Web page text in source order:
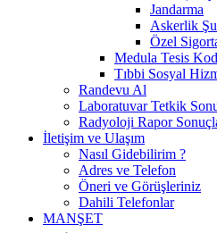
Jandarma
Askerlik
Özel
Medula Tesis
Tıbbi Sosyal
Randevu Al
Laboratuvar Tetkik
Radyoloji Rapor
İletişim ve Ulaşım
Nasıl Gidebilirim ?
Adres ve Telefon
Öneri ve Görüşleriniz
Dahili Telefonlar
MANŞET